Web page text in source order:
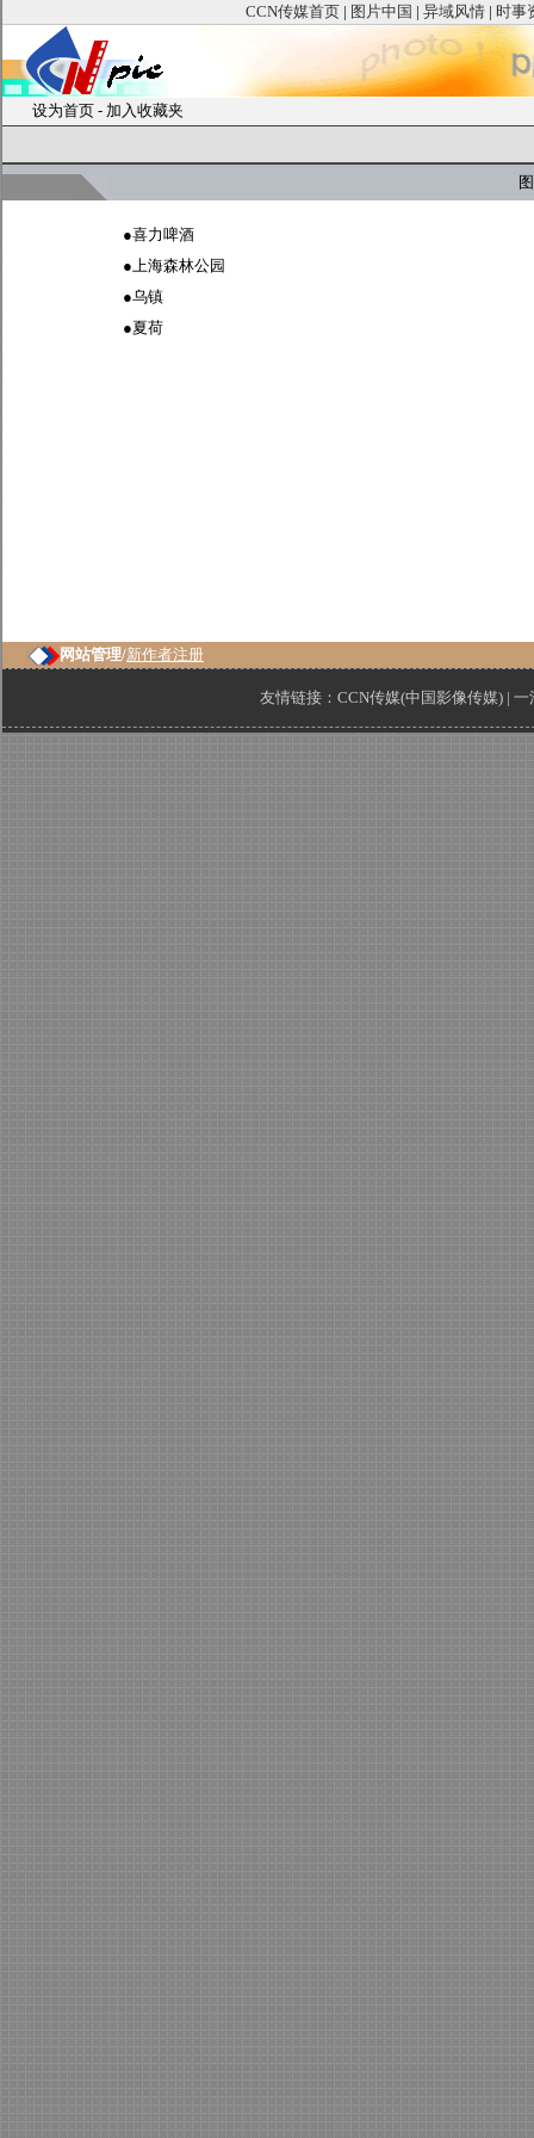
CCN传媒首页 | 图片中国 | 异域风情 | 时事
设为首页 - 加入收藏夹
图
●喜力啤酒
●上海森林公园
●乌镇
●夏荷
网站管理/新作者注册
友情链接： CCN传媒(中国影像传媒) | 一